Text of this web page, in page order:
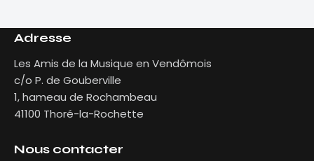
Adresse
Les Amis de la Musique en Vendômois
c/o P. de Gouberville
1, hameau de Rochambeau
41100 Thoré-la-Rochette
Nous contacter